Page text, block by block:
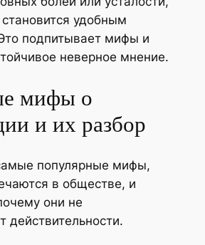
удобным
подпитывает мифы и
неверное мнение.
мифы о
и их разбор
популярные мифы,
в обществе, и
они не
действительности.